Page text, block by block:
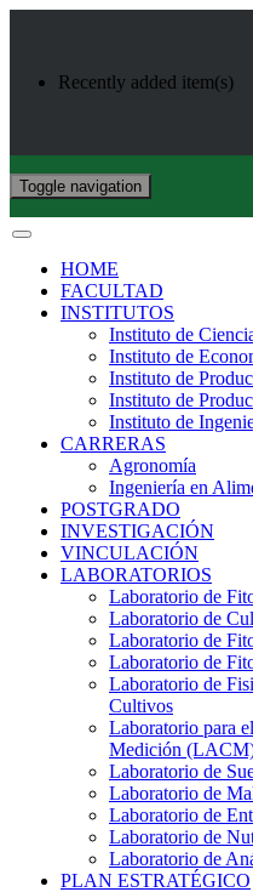
Recently added item(s)
Toggle navigation
HOME
FACULTAD
INSTITUTOS
Instituto de
Instituto de
Instituto de
Instituto de
Instituto de
CARRERAS
Agronomía
Ingeniería en
POSTGRADO
INVESTIGACIÓN
VINCULACIÓN
LABORATORIOS
Laboratorio de
Laboratorio de
Laboratorio de
Laboratorio de
Laboratorio de
Cultivos
Laboratorio para
Medición
Laboratorio de
Laboratorio de
Laboratorio de
Laboratorio de
Laboratorio de
PLAN ESTRATÉGICO